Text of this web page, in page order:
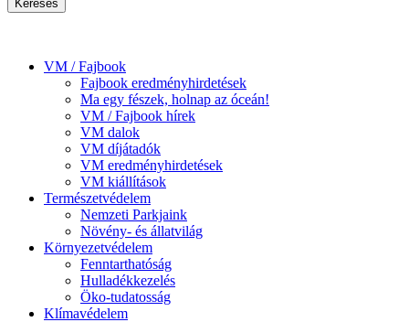
VM / Fajbook
Fajbook eredményhirdetések
Ma egy fészek, holnap az óceán!
VM / Fajbook hírek
VM dalok
VM díjátadók
VM eredményhirdetések
VM kiállítások
Természetvédelem
Nemzeti Parkjaink
Növény- és állatvilág
Környezetvédelem
Fenntarthatóság
Hulladékkezelés
Öko-tudatosság
Klímavédelem